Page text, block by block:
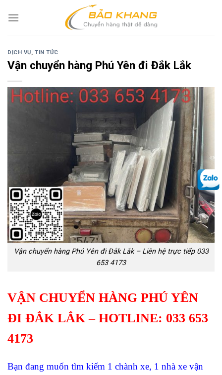
DỊCH VỤ,TIN TỨC
Vận chuyển hàng Phú Yên đi Đắk Lắk
Vận chuyển hàng Phú Yên đi Đắk Lắk – Liên hệ trực tiếp 033
653 4173
VẬN CHUYỂN HÀNG PHÚ YÊN
ĐI ĐẮK LẮK – HOTLINE: 033 653
4173
Bạn đang muốn tìm kiếm 1 chành xe, 1 nhà xe vận